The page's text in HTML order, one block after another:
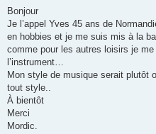
s
a
g
Bonjour
Je l’appel Yves 45 ans de
en hobbies et je me suis mis à la
comme pour les autres loisirs je
l’instrument…
Mon style de musique serait plutôt
tout style..
À bientôt
Merci
Mordic.